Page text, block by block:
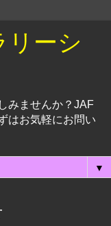
リーシ
みませんか？JAF
はお気軽にお問い
▼